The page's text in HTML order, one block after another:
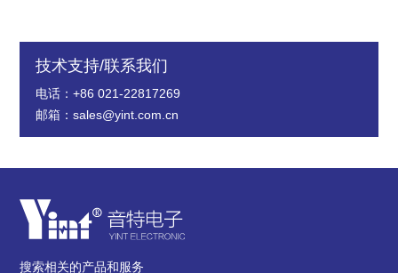
技术支持/联系我们
电话：+86 021-22817269
邮箱：sales@yint.com.cn
搜索相关的产品和服务